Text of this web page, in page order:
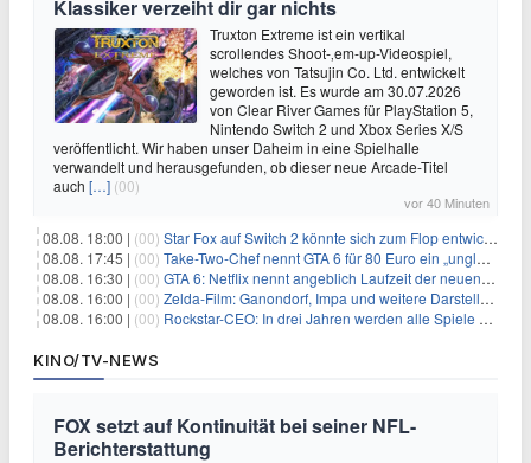
Klassiker verzeiht dir gar nichts
Truxton Extreme ist ein vertikal
scrollendes Shoot-‚em-up-Videospiel,
welches von Tatsujin Co. Ltd. entwickelt
geworden ist. Es wurde am 30.07.2026
von Clear River Games für PlayStation 5,
Nintendo Switch 2 und Xbox Series X/S
veröffentlicht. Wir haben unser Daheim in eine Spielhalle
verwandelt und herausgefunden, ob dieser neue Arcade-Titel
auch […] (00)
vor 40 Minuten
08.08. 18:00 | (00) Star Fox auf Switch 2 könnte sich zum Flop entwickeln
08.08. 17:45 | (00) Take-Two-Chef nennt GTA 6 für 80 Euro ein „unglaubliches Schnäppchen“
08.08. 16:30 | (00) GTA 6: Netflix nennt angeblich Laufzeit der neuen Gameplay-Präsentation
08.08. 16:00 | (00) Zelda-Film: Ganondorf, Impa und weitere Darsteller sollen feststehen
08.08. 16:00 | (00) Rockstar-CEO: In drei Jahren werden alle Spiele gestreamt
KINO/TV-NEWS
FOX setzt auf Kontinuität bei seiner NFL-
Berichterstattung